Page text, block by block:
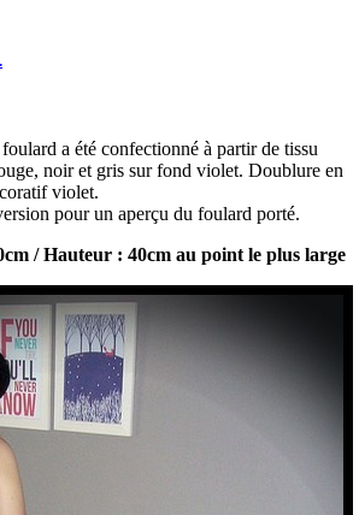
a été confectionné à partir de tissu
noir et gris sur fond violet. Doublure en
violet.
pour un aperçu du foulard porté.
/ Hauteur : 40cm au point le plus large